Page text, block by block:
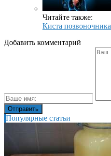
Читайте также:
Киста позвоночника
Добавить комментарий
Популярные статьи